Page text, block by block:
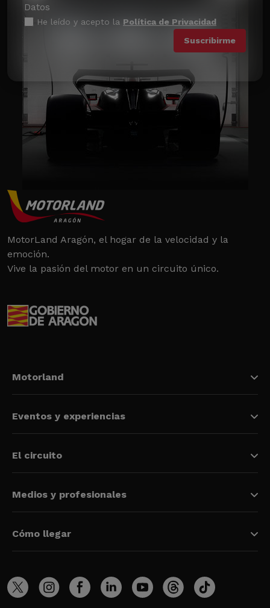
Datos
He leído y acepto la Política de Privacidad
MotorLand Aragón, el hogar de la velocidad y la
emoción.
Vive la pasión del motor en un circuito único.
Motorland
Eventos y experiencias
El circuito
Medios y profesionales
Cómo llegar